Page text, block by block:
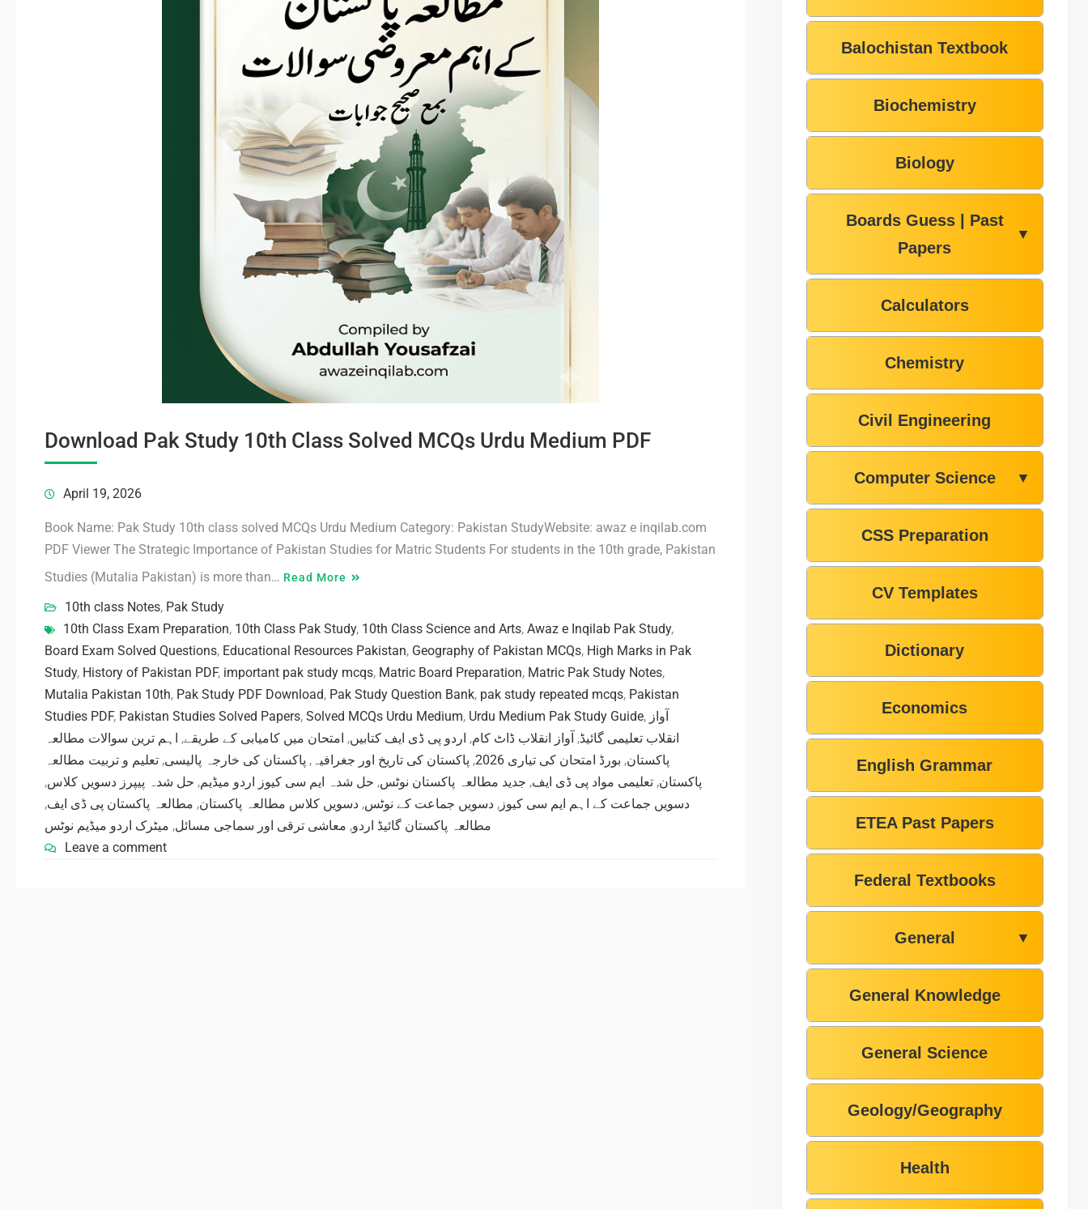
Download Pak Study 10th Class Solved MCQs Urdu Medium PDF
April 19, 2026
Book Name: Pak Study 10th class solved MCQs Urdu Medium Category: Pakistan StudyWebsite: awaz e inqilab.com
PDF Viewer The Strategic Importance of Pakistan Studies for Matric Students For students in the 10th grade, Pakistan
Studies (Mutalia Pakistan) is more than… Read More
10th class Notes, Pak Study
10th Class Exam Preparation, 10th Class Pak Study, 10th Class Science and Arts, Awaz e Inqilab Pak Study,
Board Exam Solved Questions, Educational Resources Pakistan, Geography of Pakistan MCQs, High Marks in Pak
Study, History of Pakistan PDF, important pak study mcqs, Matric Board Preparation, Matric Pak Study Notes,
Mutalia Pakistan 10th, Pak Study PDF Download, Pak Study Question Bank, pak study repeated mcqs, Pakistan
Studies PDF, Pakistan Studies Solved Papers, Solved MCQs Urdu Medium, Urdu Medium Pak Study Guide, آواز
انقلاب تعلیمی گائیڈ, آواز انقلاب ڈاٹ کام, اردو پی ڈی ایف کتابیں, امتحان میں کامیابی کے طریقے, اہم ترین سوالات مطالعہ
پاکستان, بورڈ امتحان کی تیاری 2026 , پاکستان کی تاریخ اور جغرافیہ , پاکستان کی خارجہ پالیسی, تعلیم و تربیت مطالعہ
پاکستان, تعلیمی مواد پی ڈی ایف, جدید مطالعہ پاکستان نوٹس, حل شدہ ایم سی کیوز اردو میڈیم, حل شدہ پیپرز دسویں کلاس,
دسویں جماعت کے اہم ایم سی کیوز , دسویں جماعت کے نوٹس, دسویں کلاس مطالعہ پاکستان, مطالعہ پاکستان پی ڈی ایف,
مطالعہ پاکستان گائیڈ اردو, معاشی ترقی اور سماجی مسائل, میٹرک اردو میڈیم نوٹس
Leave a comment
Balochistan Textbook
Biochemistry
Biology
Boards Guess | Past
Papers
▼
Calculators
Chemistry
Civil Engineering
Computer Science ▼
CSS Preparation
CV Templates
Dictionary
Economics
English Grammar
ETEA Past Papers
Federal Textbooks
General ▼
General Knowledge
General Science
Geology/Geography
Health